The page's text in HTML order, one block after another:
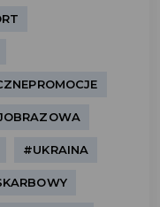
#UKRAINA